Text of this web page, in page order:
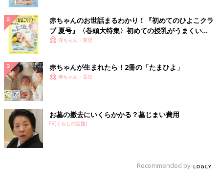
赤ちゃんのお世話まるわかり！『初めてのひよこクラ
ブ 夏号』〈巻頭大特集〉初めての授乳がうまくい
く！ おっぱい・ミルクの基本と夏のトラブル 解決テ
赤ちゃん・育児
赤ちゃんが生まれたら！2冊の「たまひよ」
赤ちゃん・育児
お墓の撤去にいくらかかる？墓じまい費用
PR(くらしの話題)
Recommended by